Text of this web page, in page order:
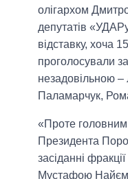
олігархом
депутатів
відставку, хоча
проголосували
незадовільною –
Паламарчук,
«Проте головним
Президента
засіданні
Мустафою